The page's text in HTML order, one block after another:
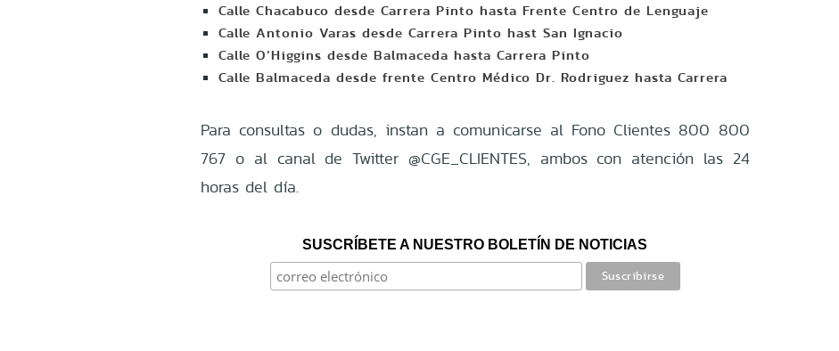
Calle Chacabuco desde Carrera Pinto hasta Frente Centro de Lenguaje
Calle Antonio Varas desde Carrera Pinto hast San Ignacio
Calle O’Higgins desde Balmaceda hasta Carrera Pinto
Calle Balmaceda desde frente Centro Médico Dr. Rodriguez hasta Carrera
Para consultas o dudas, instan a comunicarse al Fono Clientes 800 800
767 o al canal de Twitter @CGE_CLIENTES, ambos con atención las 24
horas del día.
SUSCRÍBETE A NUESTRO BOLETÍN DE NOTICIAS